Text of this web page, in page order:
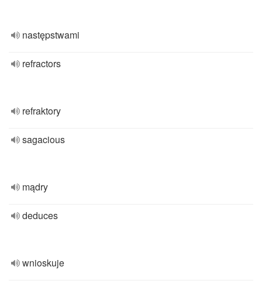
następstwami
refractors
refraktory
sagacious
mądry
deduces
wnioskuje